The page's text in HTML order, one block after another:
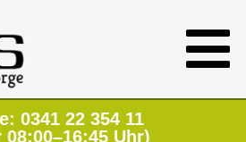
0341 22 354 11
08:00–16:45 Uhr)